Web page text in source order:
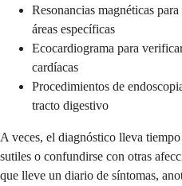
Resonancias magnéticas
áreas específicas
Ecocardiograma para
cardíacas
Procedimientos de
tracto digestivo
A veces, el diagnóstico lleva
sutiles o confundirse con otras
que lleve un diario de síntomas,